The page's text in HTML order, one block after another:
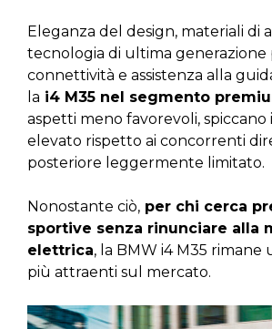
Eleganza del design, materiali di
tecnologia di ultima generazione
connettività e assistenza alla
la i4 M35 nel segmento
aspetti meno favorevoli, spiccano
elevato rispetto ai concorrenti
posteriore leggermente limitato.
Nonostante ciò, per chi cerca
sportive senza rinunciare alla
elettrica, la BMW i4 M35 rimane
più attraenti sul mercato.